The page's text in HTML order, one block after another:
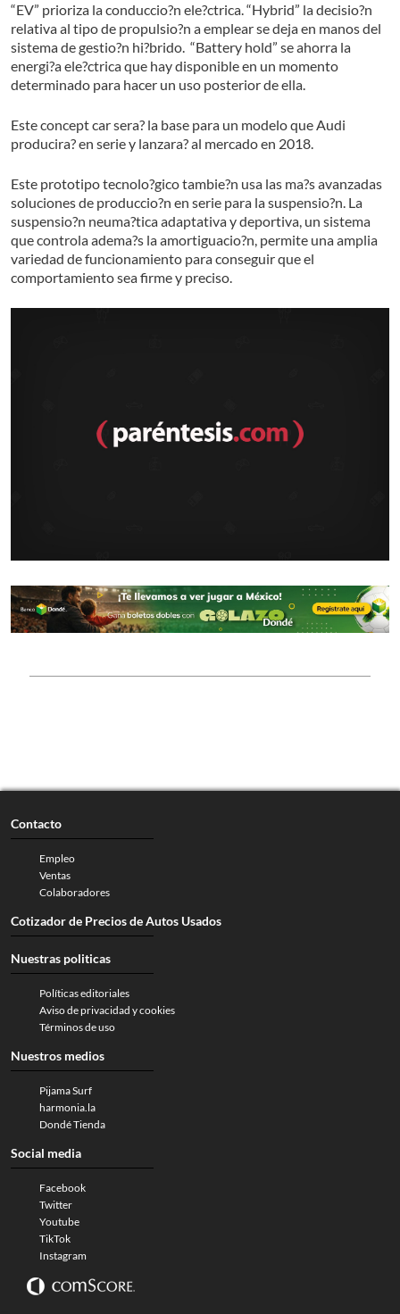
“EV” prioriza la conduccio?n ele?ctrica.“Hybrid” la decisio?n
relativa al tipo de propulsio?n a emplear se deja en manos del
sistema de gestio?n hi?brido. “Battery hold” se ahorra la
energi?a ele?ctrica que hay disponible en un momento
determinado para hacer un uso posterior de ella.
Este concept car sera? la base para un modelo que Audi
producira? en serie y lanzara? al mercado en 2018.
Este prototipo tecnolo?gico tambie?n usa las ma?s avanzadas
soluciones de produccio?n en serie para la suspensio?n. La
suspensio?n neuma?tica adaptativa y deportiva, un sistema
que controla adema?s la amortiguacio?n, permite una amplia
variedad de funcionamiento para conseguir que el
comportamiento sea firme y preciso.
Contacto
Empleo
Ventas
Colaboradores
Cotizador de Precios de Autos Usados
Nuestras politicas
Políticas editoriales
Aviso de privacidad y cookies
Términos de uso
Nuestros medios
Pijama Surf
harmonia.la
Dondé Tienda
Social media
Facebook
Twitter
Youtube
TikTok
Instagram